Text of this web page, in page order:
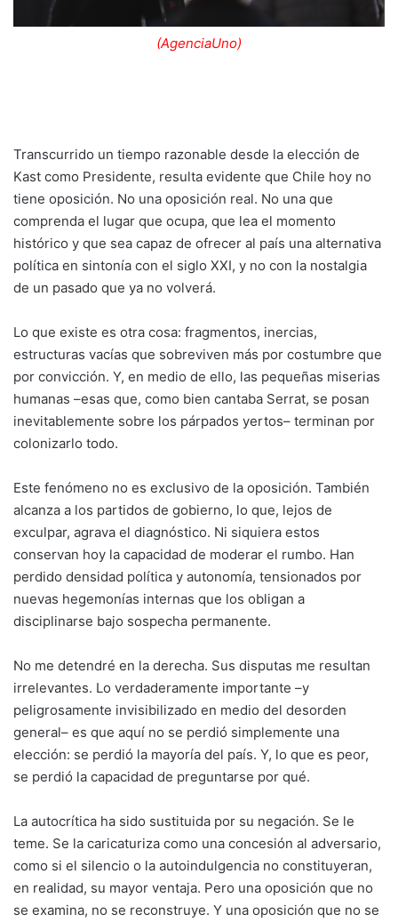
(AgenciaUno)
Transcurrido un tiempo razonable desde la elección de
Kast como Presidente, resulta evidente que Chile hoy no
tiene oposición. No una oposición real. No una que
comprenda el lugar que ocupa, que lea el momento
histórico y que sea capaz de ofrecer al país una alternativa
política en sintonía con el siglo XXI, y no con la nostalgia
de un pasado que ya no volverá.
Lo que existe es otra cosa: fragmentos, inercias,
estructuras vacías que sobreviven más por costumbre que
por convicción. Y, en medio de ello, las pequeñas miserias
humanas –esas que, como bien cantaba Serrat, se posan
inevitablemente sobre los párpados yertos– terminan por
colonizarlo todo.
Este fenómeno no es exclusivo de la oposición. También
alcanza a los partidos de gobierno, lo que, lejos de
exculpar, agrava el diagnóstico. Ni siquiera estos
conservan hoy la capacidad de moderar el rumbo. Han
perdido densidad política y autonomía, tensionados por
nuevas hegemonías internas que los obligan a
disciplinarse bajo sospecha permanente.
No me detendré en la derecha. Sus disputas me resultan
irrelevantes. Lo verdaderamente importante –y
peligrosamente invisibilizado en medio del desorden
general– es que aquí no se perdió simplemente una
elección: se perdió la mayoría del país. Y, lo que es peor,
se perdió la capacidad de preguntarse por qué.
La autocrítica ha sido sustituida por su negación. Se le
teme. Se la caricaturiza como una concesión al adversario,
como si el silencio o la autoindulgencia no constituyeran,
en realidad, su mayor ventaja. Pero una oposición que no
se examina, no se reconstruye. Y una oposición que no se